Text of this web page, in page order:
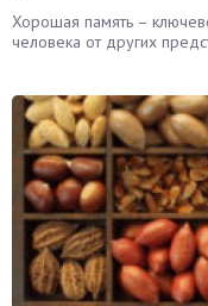
Хорошая память –
человека от других